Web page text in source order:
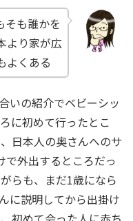
そも誰かを
より家が広
よくある
いの紹介でベビーシッ
に初めて行ったとこ
日本人の奥さんへのサ
で外出するところだっ
らも、まだ1歳になら
に説明してから出掛け